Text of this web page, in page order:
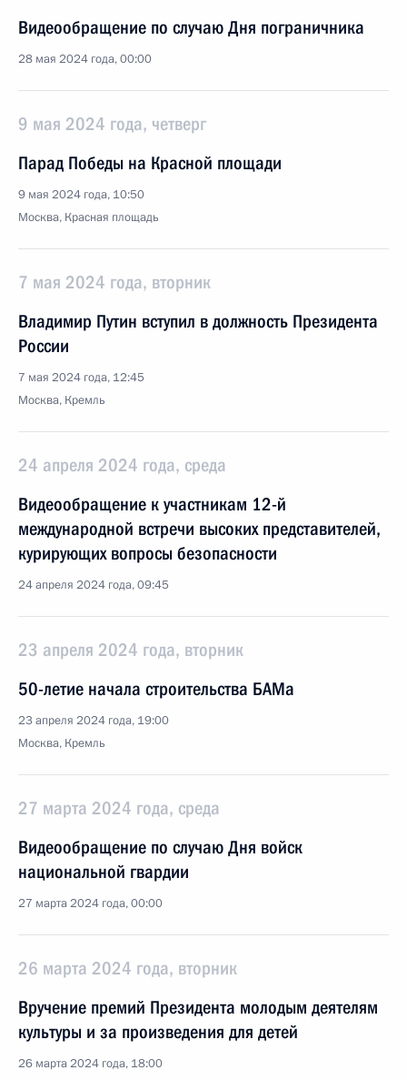
Видеообращение по случаю Дня пограничника
28 мая 2024 года, 00:00
9 мая 2024 года, четверг
Парад Победы на Красной площади
9 мая 2024 года, 10:50
Москва, Красная площадь
7 мая 2024 года, вторник
Владимир Путин вступил в должность Президента
России
7 мая 2024 года, 12:45
Москва, Кремль
24 апреля 2024 года, среда
Видеообращение к участникам 12-й
международной встречи высоких представителей,
курирующих вопросы безопасности
24 апреля 2024 года, 09:45
23 апреля 2024 года, вторник
50-летие начала строительства БАМа
23 апреля 2024 года, 19:00
Москва, Кремль
27 марта 2024 года, среда
Видеообращение по случаю Дня войск
национальной гвардии
27 марта 2024 года, 00:00
26 марта 2024 года, вторник
Вручение премий Президента молодым деятелям
культуры и за произведения для детей
26 марта 2024 года, 18:00